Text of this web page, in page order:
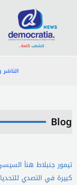
المحتوى
Blog
تيمور جنبلاط هنأ
كبيرة في التصدي